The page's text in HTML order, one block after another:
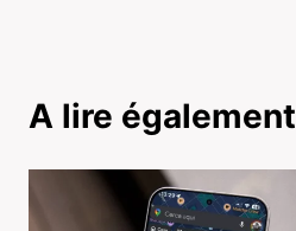
A lire également